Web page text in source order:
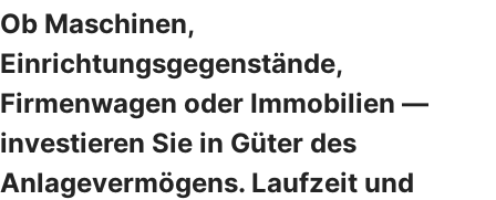
Ob Maschinen,
Einrichtungsgegenstände,
Firmenwagen oder Immobilien —
investieren Sie in Güter des
Anlagevermögens. Laufzeit und